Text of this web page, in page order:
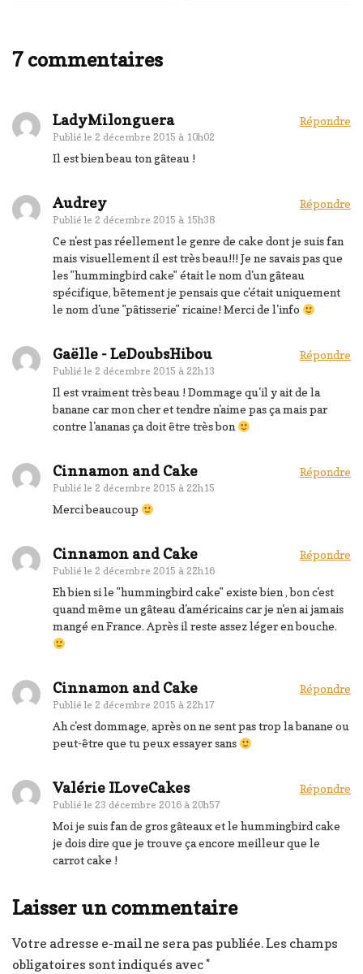
7 commentaires
LadyMilonguera
Publié le 2 décembre 2015 à 10h02
Répondre
Il est bien beau ton gâteau !
Audrey
Publié le 2 décembre 2015 à 15h38
Répondre
Ce n'est pas réellement le genre de cake dont je suis fan
mais visuellement il est très beau!!! Je ne savais pas que
les "hummingbird cake" était le nom d'un gâteau
spécifique, bêtement je pensais que c'était uniquement
le nom d'une "pâtisserie" ricaine! Merci de l'info
Gaëlle - LeDoubsHibou
Publié le 2 décembre 2015 à 22h13
Répondre
Il est vraiment très beau ! Dommage qu'il y ait de la
banane car mon cher et tendre n'aime pas ça mais par
contre l'ananas ça doit être très bon
Cinnamon and Cake
Publié le 2 décembre 2015 à 22h15
Répondre
Merci beaucoup
Cinnamon and Cake
Publié le 2 décembre 2015 à 22h16
Répondre
Eh bien si le "hummingbird cake" existe bien , bon c'est
quand même un gâteau d'américains car je n'en ai jamais
mangé en France. Après il reste assez léger en bouche.
Cinnamon and Cake
Publié le 2 décembre 2015 à 22h17
Répondre
Ah c'est dommage, après on ne sent pas trop la banane ou
peut-être que tu peux essayer sans
Valérie ILoveCakes
Publié le 23 décembre 2016 à 20h57
Répondre
Moi je suis fan de gros gâteaux et le hummingbird cake
je dois dire que je trouve ça encore meilleur que le
carrot cake !
Laisser un commentaire
Votre adresse e-mail ne sera pas publiée.Les champs
obligatoires sont indiqués avec*